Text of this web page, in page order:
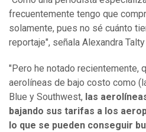
frecuentemente tengo que
solamente, pues no sé cuánto
reportaje", señala Alexandra
"Pero he notado recientemente,
aerolíneas de bajo costo como
Blue y Southwest, las
bajando sus tarifas a los
lo que se pueden conseguir